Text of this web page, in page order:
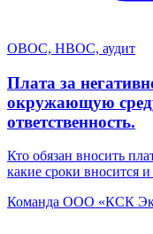
ОВОС, НВОС, аудит
Плата за
окружающую
ответственность.
Кто обязан вносить
какие сроки вносится и
Команда ООО «КСК